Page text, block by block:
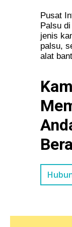
Pusat
Palsu
jenis
palsu,
alat